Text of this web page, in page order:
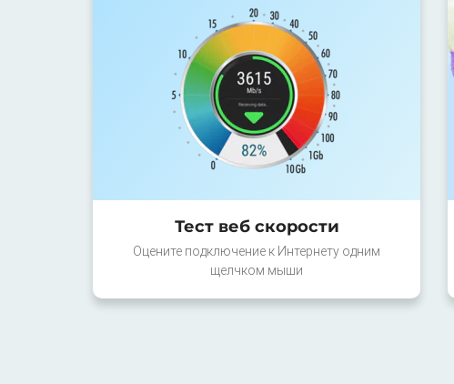
Тест веб скорости
Оцените подключение к Интернету одним
щелчком мыши